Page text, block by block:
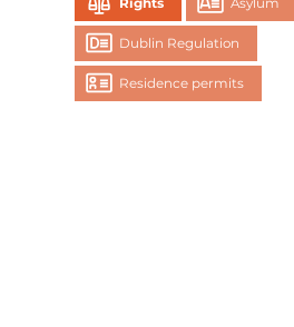
Rights Asylum
Dublin Regulation
Residence permits